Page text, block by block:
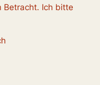
Betracht. Ich bitte